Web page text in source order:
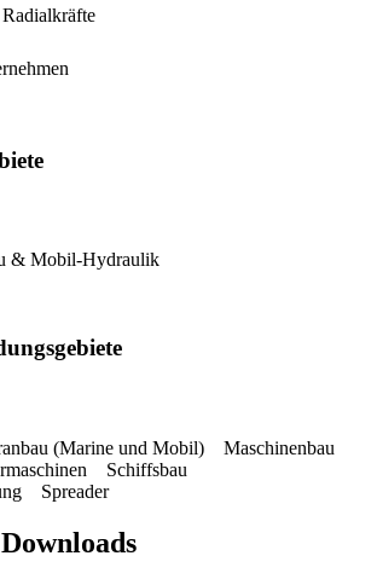
& Mobil-Hydraulik
(Marine und Mobil) Maschinenbau
Schiffsbau
Spreader